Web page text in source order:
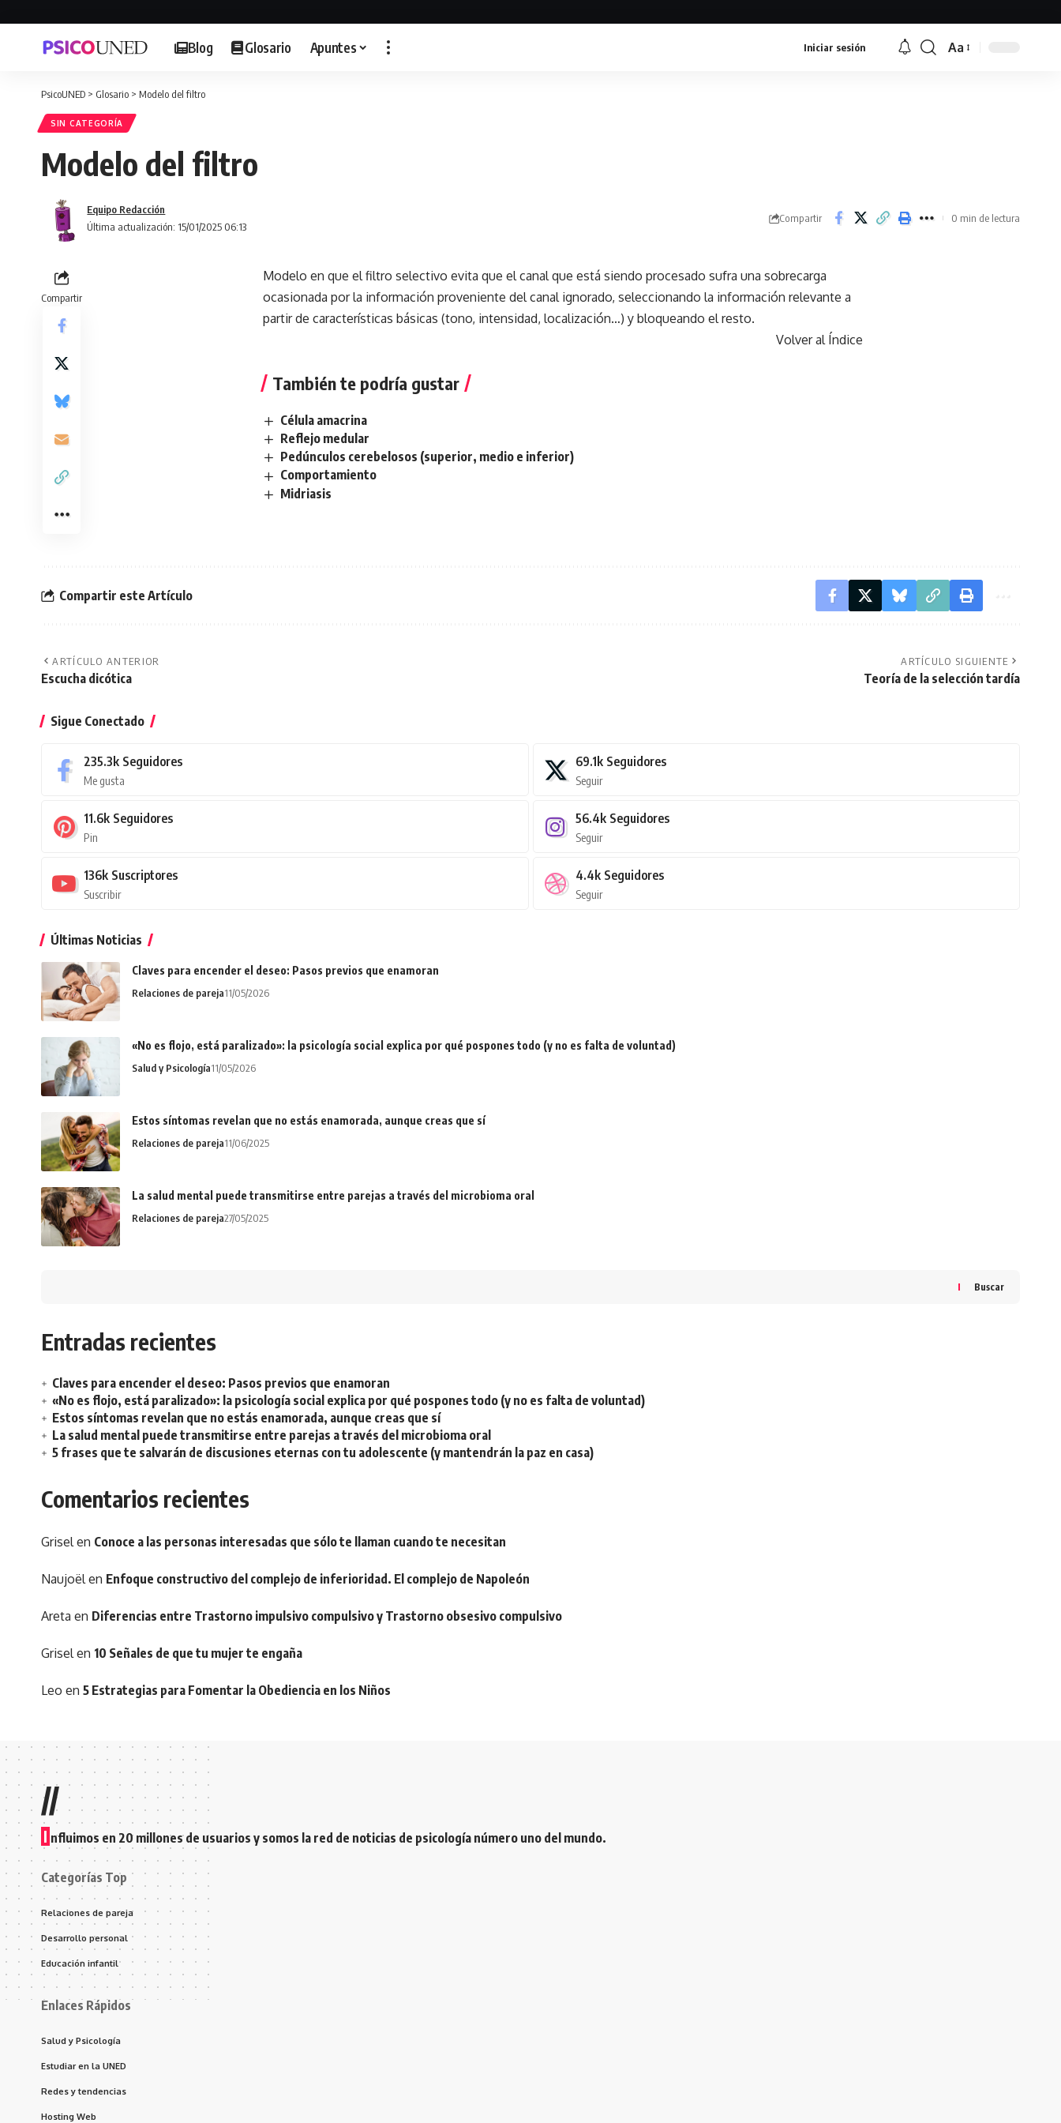
Blog Glosario Apuntes Iniciar sesión
Font
Aa
PsicoUNED > Glosario > Modelo del filtro
SIN CATEGORÍA
Modelo del filtro
Última actualización: 15/01/2025 06:13
Equipo Redacción
Compartir 0 min de lectura
Compartir
Modelo en que el filtro selectivo evita que el canal que está siendo procesado sufra una sobrecarga
ocasionada por la información proveniente del canal ignorado, seleccionando la información relevante a
partir de características básicas (tono, intensidad, localización…) y bloqueando el resto.
Volver al Índice
También te podría gustar
Célula amacrina
Reflejo medular
Pedúnculos cerebelosos (superior, medio e inferior)
Comportamiento
Midriasis
Compartir este Artículo
ARTÍCULO ANTERIOR
Escucha dicótica
ARTÍCULO SIGUIENTE
Teoría de la selección tardía
Sigue Conectado
235.3k Seguidores
Me gusta
69.1k Seguidores
Seguir
11.6k Seguidores
Pin
56.4k Seguidores
Seguir
136k Suscriptores
Suscribir
4.4k Seguidores
Seguir
Últimas Noticias
Claves para encender el deseo: Pasos previos que enamoran
Relaciones de pareja11/05/2026
«No es flojo, está paralizado»: la psicología social explica por qué pospones todo (y no es falta de voluntad)
Salud y Psicología11/05/2026
Estos síntomas revelan que no estás enamorada, aunque creas que sí
Relaciones de pareja11/06/2025
La salud mental puede transmitirse entre parejas a través del microbioma oral
Relaciones de pareja27/05/2025
Buscar
Entradas recientes
Claves para encender el deseo: Pasos previos que enamoran
«No es flojo, está paralizado»: la psicología social explica por qué pospones todo (y no es falta de voluntad)
Estos síntomas revelan que no estás enamorada, aunque creas que sí
La salud mental puede transmitirse entre parejas a través del microbioma oral
5 frases que te salvarán de discusiones eternas con tu adolescente (y mantendrán la paz en casa)
Comentarios recientes
Griselen Conoce a las personas interesadas que sólo te llaman cuando te necesitan
Naujoëlen Enfoque constructivo del complejo de inferioridad. El complejo de Napoleón
Areta en Diferencias entre Trastorno impulsivo compulsivo y Trastorno obsesivo compulsivo
Griselen 10 Señales de que tu mujer te engaña
Leo en 5 Estrategias para Fomentar la Obediencia en los Niños
//
I nfluimos en 20 millones de usuarios y somos la red de noticias de psicología número uno del mundo.
Categorías Top
Relaciones de pareja
Desarrollo personal
Educación infantil
Enlaces Rápidos
Salud y Psicología
Estudiar en la UNED
Redes y tendencias
Hosting Web